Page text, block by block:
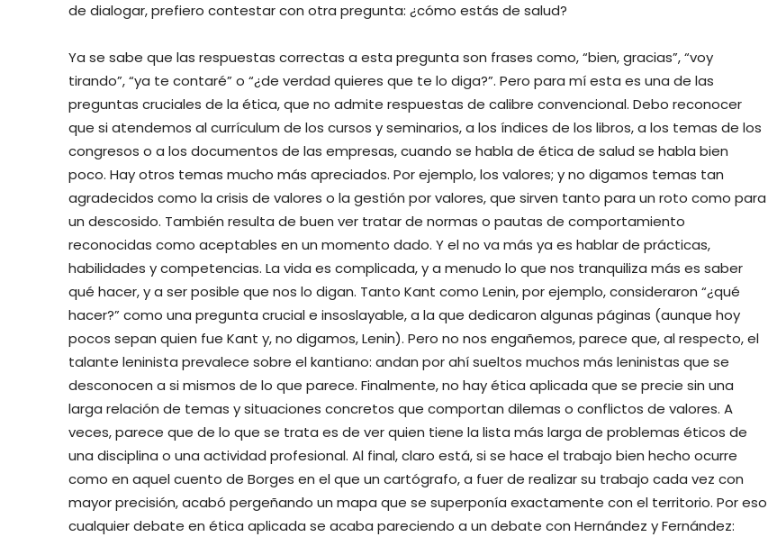
de dialogar, prefiero contestar con otra pregunta: ¿cómo estás de salud?
Ya se sabe que las respuestas correctas a esta pregunta son frases como, “bien, gracias”, “voy
tirando”, “ya te contaré” o “¿de verdad quieres que te lo diga?”. Pero para mí esta es una de las
preguntas cruciales de la ética, que no admite respuestas de calibre convencional. Debo reconocer
que si atendemos al currículum de los cursos y seminarios, a los índices de los libros, a los temas de los
congresos o a los documentos de las empresas, cuando se habla de ética de salud se habla bien
poco. Hay otros temas mucho más apreciados. Por ejemplo, los valores; y no digamos temas tan
agradecidos como la crisis de valores o la gestión por valores, que sirven tanto para un roto como para
un descosido. También resulta de buen ver tratar de normas o pautas de comportamiento
reconocidas como aceptables en un momento dado. Y el no va más ya es hablar de prácticas,
habilidades y competencias. La vida es complicada, y a menudo lo que nos tranquiliza más es saber
qué hacer, y a ser posible que nos lo digan. Tanto Kant como Lenin, por ejemplo, consideraron “¿qué
hacer?” como una pregunta crucial e insoslayable, a la que dedicaron algunas páginas (aunque hoy
pocos sepan quien fue Kant y, no digamos, Lenin). Pero no nos engañemos, parece que, al respecto, el
talante leninista prevalece sobre el kantiano: andan por ahí sueltos muchos más leninistas que se
desconocen a si mismos de lo que parece. Finalmente, no hay ética aplicada que se precie sin una
larga relación de temas y situaciones concretos que comportan dilemas o conflictos de valores. A
veces, parece que de lo que se trata es de ver quien tiene la lista más larga de problemas éticos de
una disciplina o una actividad profesional. Al final, claro está, si se hace el trabajo bien hecho ocurre
como en aquel cuento de Borges en el que un cartógrafo, a fuer de realizar su trabajo cada vez con
mayor precisión, acabó pergeñando un mapa que se superponía exactamente con el territorio. Por eso
cualquier debate en ética aplicada se acaba pareciendo a un debate con Hernández y Fernández: